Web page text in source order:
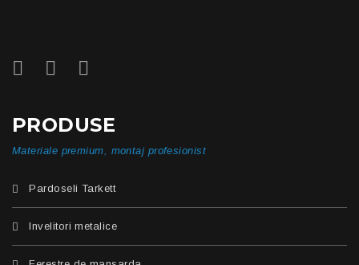
PRODUSE
Materiale premium, montaj profesionist
Pardoseli Tarkett
Invelitori metalice